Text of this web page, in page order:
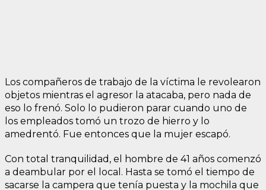
Los compañeros de trabajo de la víctima le revolearon
objetos mientras el agresor la atacaba, pero nada de
eso lo frenó. Solo lo pudieron parar cuando uno de
los empleados tomó un trozo de hierro y lo
amedrentó. Fue entonces que la mujer escapó.
Con total tranquilidad, el hombre de 41 años comenzó
a deambular por el local. Hasta se tomó el tiempo de
sacarse la campera que tenía puesta y la mochila que